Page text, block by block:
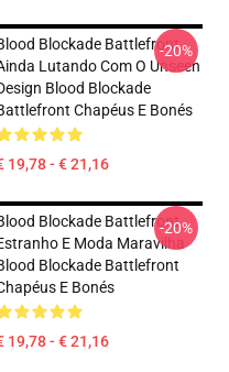
Blockade Battlefront
Lutando Com O Unseen
Blood Blockade
Chapéus E Bonés
19,78 - € 21,16
-20%
Blockade Battlefront
E Moda Maravilha
Blockade Battlefront
E Bonés
19,78 - € 21,16
-20%